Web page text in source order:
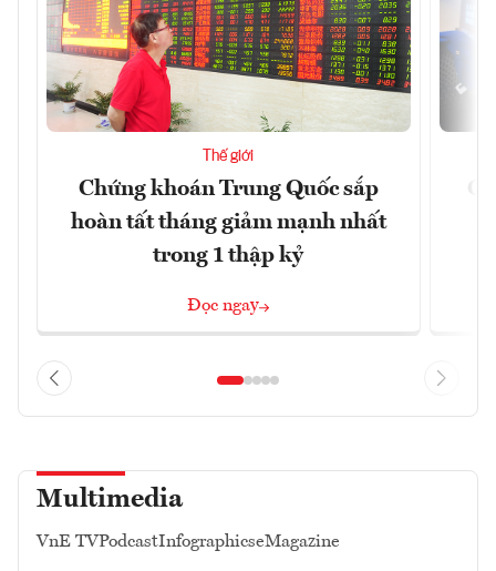
Thế giới
Chứng khoán Trung Quốc sắp
hoàn tất tháng giảm mạnh nhất
trong 1 thập kỷ
Đọc ngay
Multimedia
VnE TVPodcastInfographicseMagazine